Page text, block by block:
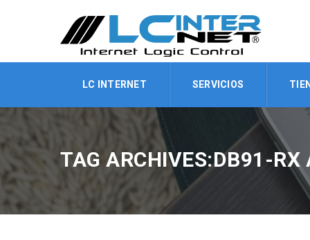
LC INTERNET SERVICIOS
TAG ARCHIVES:DB91-RX